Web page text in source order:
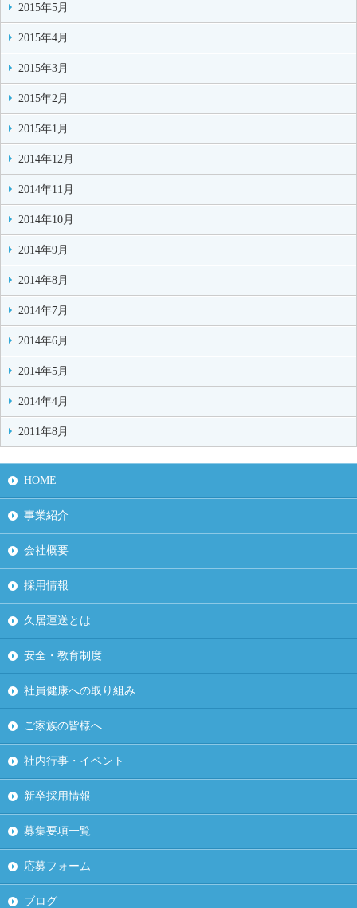
2015年5月
2015年4月
2015年3月
2015年2月
2015年1月
2014年12月
2014年11月
2014年10月
2014年9月
2014年8月
2014年7月
2014年6月
2014年5月
2014年4月
2011年8月
HOME
事業紹介
会社概要
採用情報
久居運送とは
安全・教育制度
社員健康への取り組み
ご家族の皆様へ
社内行事・イベント
新卒採用情報
募集要項一覧
応募フォーム
ブログ